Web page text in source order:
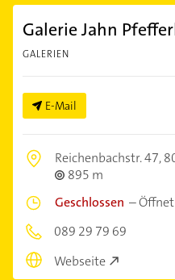
Galerie Jahn
GALERIEN
E-Mail
Reichenbachstr. 47,
895 m
Geschlossen –
089 29 79 69
Webseite